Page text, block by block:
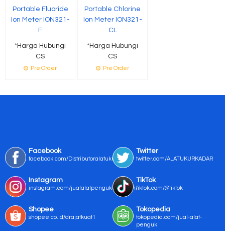
Portable Fluoride
Ion Meter ION321-
F
*Harga Hubungi
CS
Pre Order
Portable Chlorine
Ion Meter ION321-
CL
*Harga Hubungi
CS
Pre Order
Facebook
facebook.com/Distributoralatukur
Twitter
twitter.com/ALATUKURKADAR
Instagram
instagram.com/jualalatpengukurmurah/
TikTok
tiktok.com/@tiktok
Shopee
shopee.co.id/drajatkuat1
Tokopedia
tokopedia.com/jual-alat-
penguk